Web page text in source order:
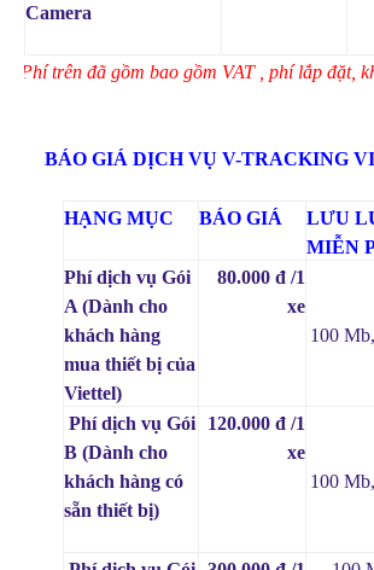
Camera
* Phí trên đã gồm bao gồm VAT , phí lắp đặt,
BÁO GIÁ DỊCH VỤ V-TRACKING
HẠNG MỤC BÁO GIÁ
LƯU
MIỄN
Phí dịch vụ Gói
A (Dành cho
khách hàng
mua thiết bị của
Viettel)
80.000 đ /1
xe
100
Phí dịch vụ Gói
B (Dành cho
khách hàng có
sẵn thiết bị)
120.000 đ /1
xe
100